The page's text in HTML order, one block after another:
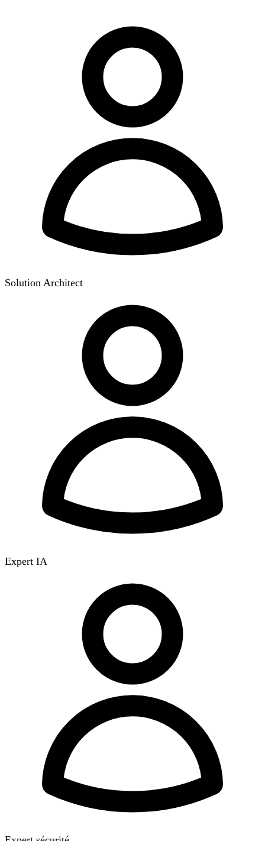
Solution Architect
Expert IA